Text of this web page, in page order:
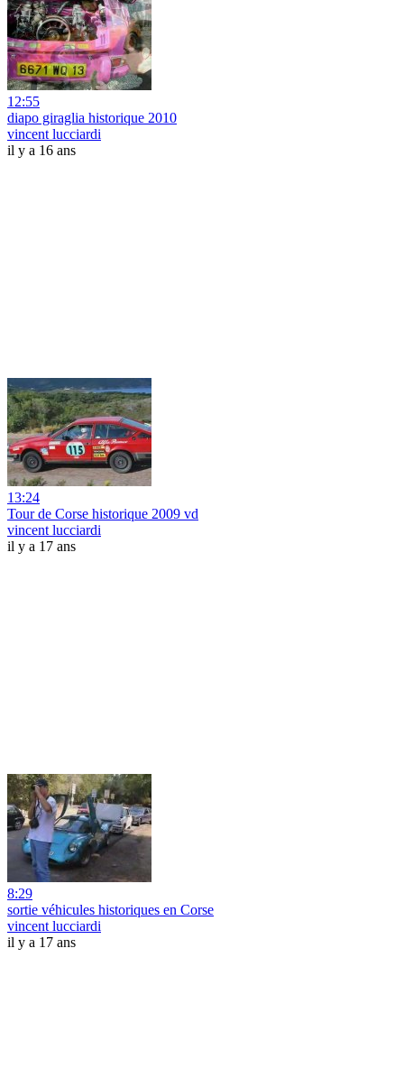
12:55
diapo giraglia historique 2010
vincent lucciardi
il y a 16 ans
13:24
Tour de Corse historique 2009 vd
vincent lucciardi
il y a 17 ans
8:29
sortie véhicules historiques en Corse
vincent lucciardi
il y a 17 ans